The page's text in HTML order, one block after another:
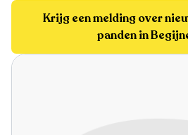
Krijg een melding over
panden in